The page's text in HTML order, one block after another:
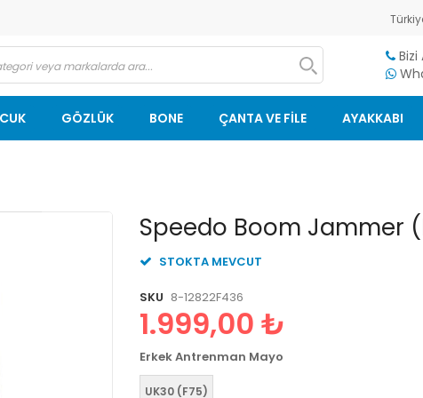
GÖZLÜK BONE ÇANTA VE FİLE AYAKKABI
Speedo Boom Jammer
STOKTA MEVCUT
SKU 8-12822F436
1.999,00 ₺
Erkek Antrenman Mayo
UK30 (F75)
Resim
galerisinin
başlangıcına